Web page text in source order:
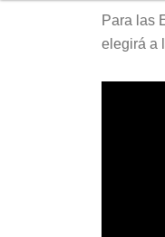
Para las
elegirá a